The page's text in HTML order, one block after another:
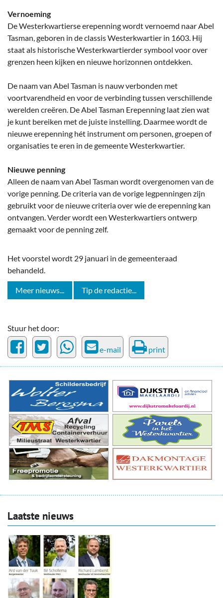
Vernoeming
De Westerkwartierse erepenning wordt vernoemd naar Abel
Tasman, geboren in de classis Westerkwartier in 1603. Hij
staat als historische Westerkwartierder symbool voor over
grenzen heen kijken en nieuwe horizonnen ontdekken.
De naam van Abel Tasman is nauw verbonden met
voortvarendheid en voor de verbinding tussen verschillende
werelden creëren. De Abel Tasman Erepenning laat zien wat
je kunt bereiken met de juiste instelling. Daarmee wordt de
nieuwe erepenning hét instrument om personen, groepen of
organisaties te eren in de gemeente Westerkwartier.
Nieuwe penning
Alleen de naam van Abel Tasman wordt overgenomen van de
vorige penning. De criteria van de vorige legpenningen zijn
gebruikt voor de nieuwe criteria over wie de erepenning kan
ontvangen. Verder wordt een Westerkwartiers ontwerp
gemaakt voor de penning zelf.
Het voorstel wordt 29 januari in de gemeenteraad
behandeld.
Meer nieuws... Tip de redactie...
Stuur het door:
e-mail print
Laatste nieuws